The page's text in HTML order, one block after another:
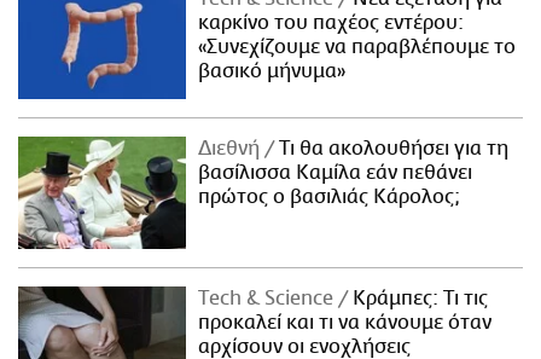
καρκίνο του παχέος εντέρου:
«Συνεχίζουμε να παραβλέπουμε το
βασικό μήνυμα»
Διεθνή
Τι θα ακολουθήσει για τη
βασίλισσα Καμίλα εάν πεθάνει
πρώτος ο βασιλιάς Κάρολος;
Τech & Science
Κράμπες: Τι τις
προκαλεί και τι να κάνουμε όταν
αρχίσουν οι ενοχλήσεις